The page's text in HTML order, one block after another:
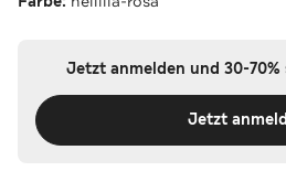
Jetzt anmelden und 30-70%
Jetzt